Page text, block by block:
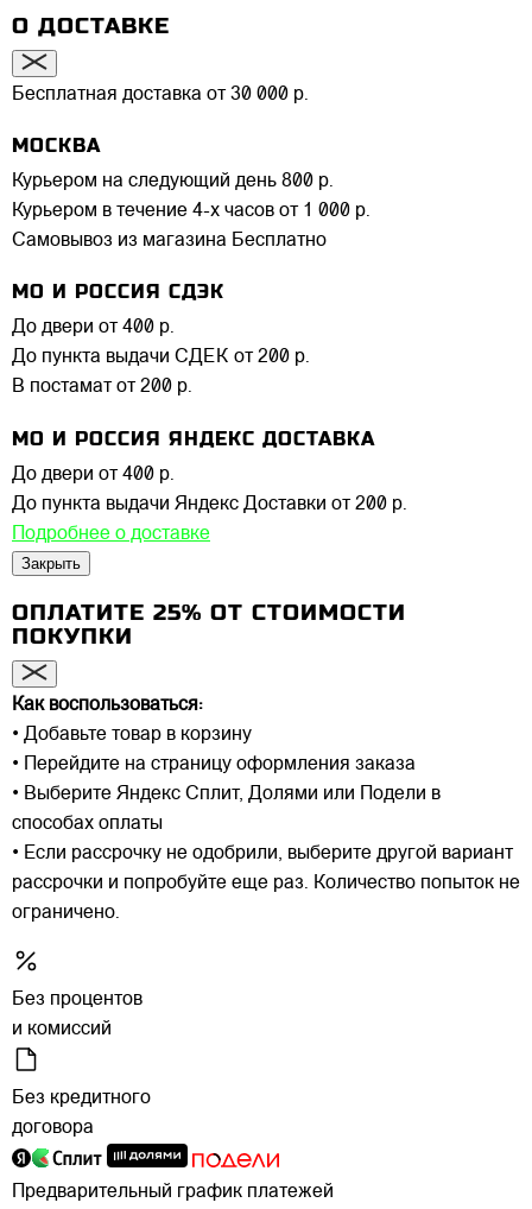
О ДОСТАВКЕ
Бесплатная доставка от 30 000 р.
МОСКВА
Курьером на следующий день 800 р.
Курьером в течение 4-х часов от 1 000 р.
Самовывоз из магазина Бесплатно
МО И РОССИЯ СДЭК
До двери от 400 р.
До пункта выдачи СДЕК от 200 р.
В постамат от 200 р.
МО И РОССИЯ ЯНДЕКС ДОСТАВКА
До двери от 400 р.
До пункта выдачи Яндекс Доставки от 200 р.
Подробнее о доставке
Закрыть
ОПЛАТИТЕ 25% ОТ СТОИМОСТИ
ПОКУПКИ
Как воспользоваться:
• Добавьте товар в корзину
• Перейдите на страницу оформления заказа
• Выберите Яндекс Сплит, Долями или Подели в
способах оплаты
• Если рассрочку не одобрили, выберите другой вариант
рассрочки и попробуйте еще раз. Количество попыток не
ограничено.
Без процентов
и комиссий
Без кредитного
договора
Предварительный график платежей